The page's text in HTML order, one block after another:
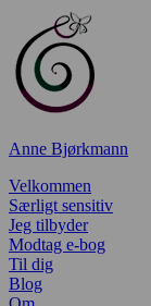
Anne Bjørkmann
Velkommen
Særligt sensitiv
Jeg tilbyder
Modtag e-bog
Til dig
Blog